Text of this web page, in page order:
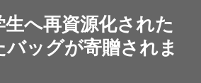
へ再資源化された
バッグが寄贈されま